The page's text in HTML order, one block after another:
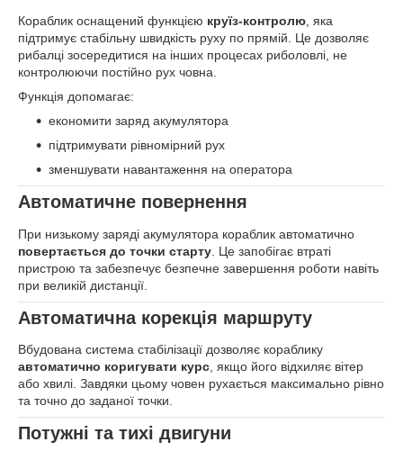
Кораблик оснащений функцією круїз-контролю , яка
підтримує стабільну швидкість руху по прямій. Це дозволяє
рибалці зосередитися на інших процесах риболовлі, не
контролюючи постійно рух човна.
Функція допомагає:
економити заряд акумулятора
підтримувати рівномірний рух
зменшувати навантаження на оператора
Автоматичне повернення
При низькому заряді акумулятора кораблик автоматично
повертається до точки старту . Це запобігає втраті
пристрою та забезпечує безпечне завершення роботи навіть
при великій дистанції.
Автоматична корекція маршруту
Вбудована система стабілізації дозволяє кораблику
автоматично коригувати курс, якщо його відхиляє вітер
або хвилі. Завдяки цьому човен рухається максимально рівно
та точно до заданої точки.
Потужні та тихі двигуни